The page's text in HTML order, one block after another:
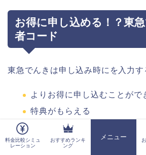
お得に申し込める！？東
者コード
東急でんきは申し込み時にを入力す
よりお得に申し込むことがで
特典がもらえる
「紹介者コード 」という限定コー
料金比較シミュ
レーション
おすすめランキ
ング
メニュー